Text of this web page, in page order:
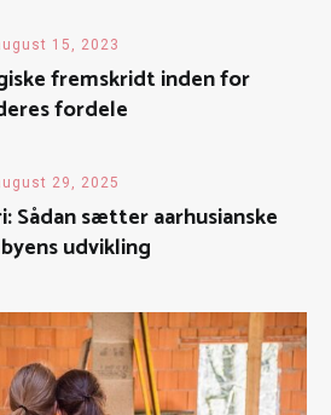
15, 2023
fremskridt inden for
fordele
29, 2025
Sådan sætter aarhusianske
udvikling